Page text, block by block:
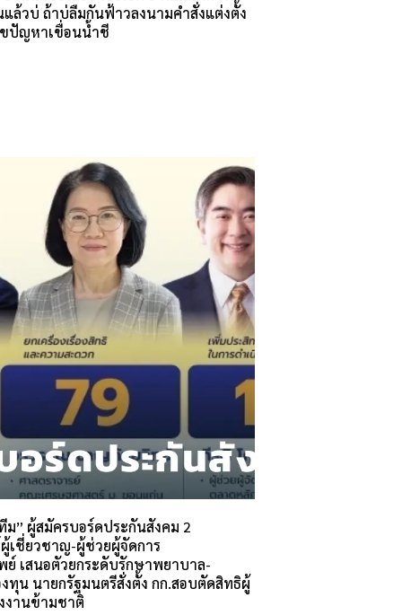
ล้วบ่ ถ้าบ่ลืมกันฟ้าวลงนามคำสั่งแต่งตั้ง
ขปัญหาเขื่อนน้ำชี
ม” ผู้สมัครบอร์ดประกันสังคม 2
เชี่ยวชาญ-ผู้ช่วยผู้จัดการ
เสนอตัวยกระดับรักษาพยาบาล-
ทุน นายกรัฐมนตรีสั่งตั้ง กก.สอบตัดสิทธิผู้
งานข้ามชาติ